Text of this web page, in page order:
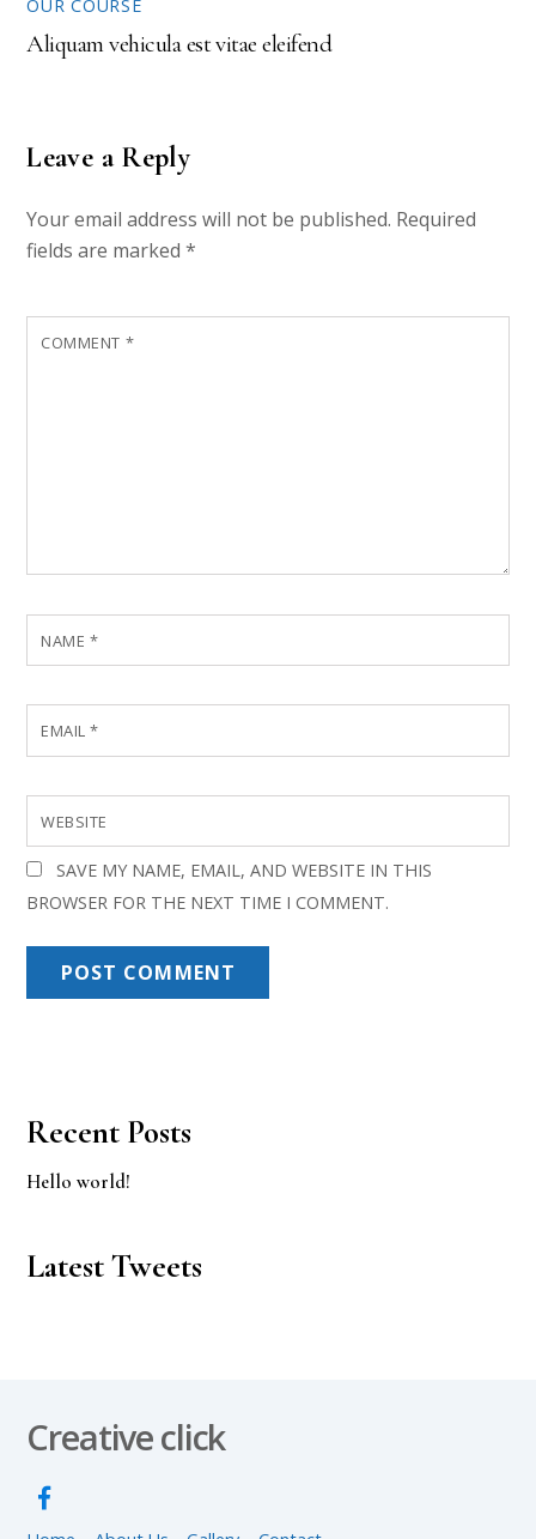
OUR COURSE
Aliquam vehicula est vitae eleifend
Leave a Reply
Your email address will not be published. Required
fields are marked*
COMMENT *
NAME *
EMAIL*
WEBSITE
SAVE MY NAME, EMAIL, AND WEBSITE IN THIS
BROWSER FOR THE NEXT TIME I COMMENT.
Recent Posts
Hello world!
Latest Tweets
Creative click